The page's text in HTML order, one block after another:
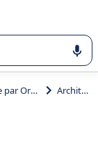
sélection de
Conception Assistée par Ordinateur (CAO) Architekt 3D